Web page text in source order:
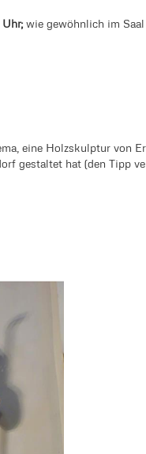
Uhr; wie gewöhnlich im
eine Holzskulptur von
gestaltet hat (den Tipp